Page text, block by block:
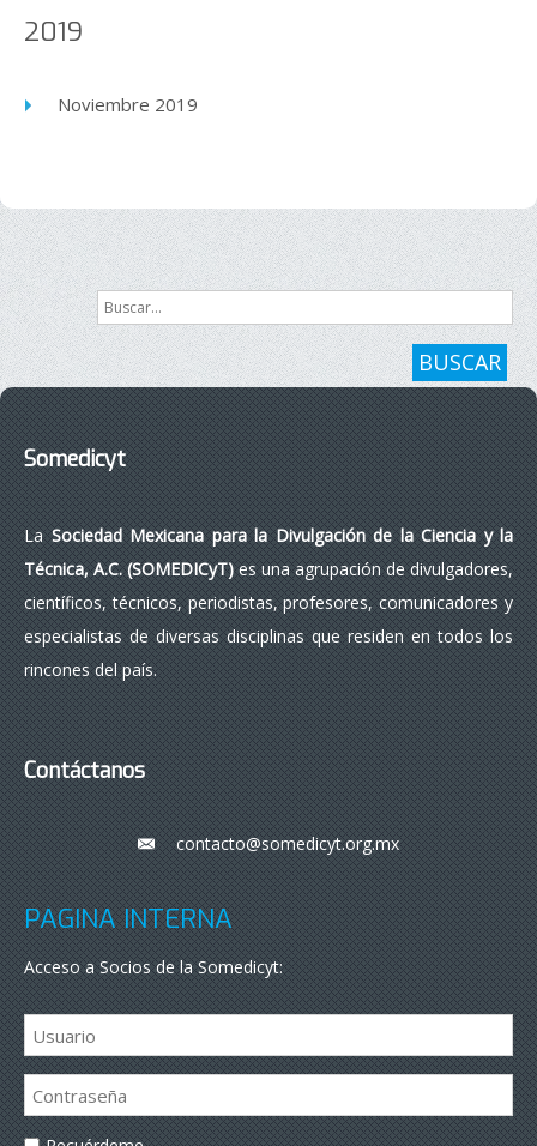
2019
Noviembre 2019
Buscar...
BUSCAR
Somedicyt
LaSociedad Mexicana para la Divulgación de la Ciencia y la
Técnica, A.C. (SOMEDICyT)es una agrupación de divulgadores,
científicos, técnicos, periodistas, profesores, comunicadores y
especialistas de diversas disciplinas que residen en todos los
rincones del país.
Contáctanos
___contacto@somedicyt.org.mx
PÁGINA INTERNA
Acceso a Socios de la Somedicyt: